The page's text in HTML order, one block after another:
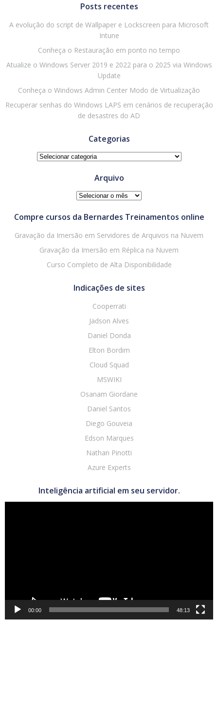
Posts recentes
A evolução do script de Wallpaper e Lockscreen para Microsoft
Intune
Conheça o Restauração em ponto no tempo
Atualize o Windows Server 2019 e 2022 para o 2025 via Windows
Update
Conheça o Windows Admin Center Modo de Virtualização
Recuperar senhas do Windows LAPS em cenários de recuperação
de desastres do AD
Categorias
Categorias
Arquivo
Arquivo
Compre cursos da Bernardes Treinamentos online
Gravação da Imersão em Servidores de Arquivos na Nuvem
Gravação da Imersão em Réplica na Nuvem
Curso Completo de Alta Disponibilidade
Indicações de sites
Cooperrati
Jadson Alves
Daniel Donda
Elton Bordim
Cloud Squad
MSWIKI
Osanam Giordane
Daniel Santos
Diego Gouveia
Edson Marques
Nathan Pinotti
Azure Experts
Inteligência artificial em seu servidor.
00:00 48:13